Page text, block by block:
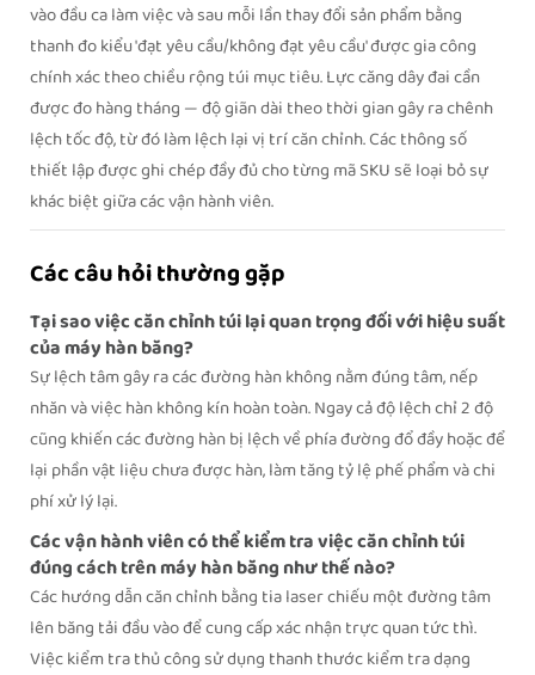
vào đầu ca làm việc và sau mỗi lần thay đổi sản phẩm bằng
thanh đo kiểu 'đạt yêu cầu/không đạt yêu cầu' được gia công
chính xác theo chiều rộng túi mục tiêu. Lực căng dây đai cần
được đo hàng tháng — độ giãn dài theo thời gian gây ra chênh
lệch tốc độ, từ đó làm lệch lại vị trí căn chỉnh. Các thông số
thiết lập được ghi chép đầy đủ cho từng mã SKU sẽ loại bỏ sự
khác biệt giữa các vận hành viên.
Các câu hỏi thường gặp
Tại sao việc căn chỉnh túi lại quan trọng đối với hiệu suất
của máy hàn băng?
Sự lệch tâm gây ra các đường hàn không nằm đúng tâm, nếp
nhăn và việc hàn không kín hoàn toàn. Ngay cả độ lệch chỉ 2 độ
cũng khiến các đường hàn bị lệch về phía đường đổ đầy hoặc để
lại phần vật liệu chưa được hàn, làm tăng tỷ lệ phế phẩm và chi
phí xử lý lại.
Các vận hành viên có thể kiểm tra việc căn chỉnh túi
đúng cách trên máy hàn băng như thế nào?
Các hướng dẫn căn chỉnh bằng tia laser chiếu một đường tâm
lên băng tải đầu vào để cung cấp xác nhận trực quan tức thì.
Việc kiểm tra thủ công sử dụng thanh thước kiểm tra dạng